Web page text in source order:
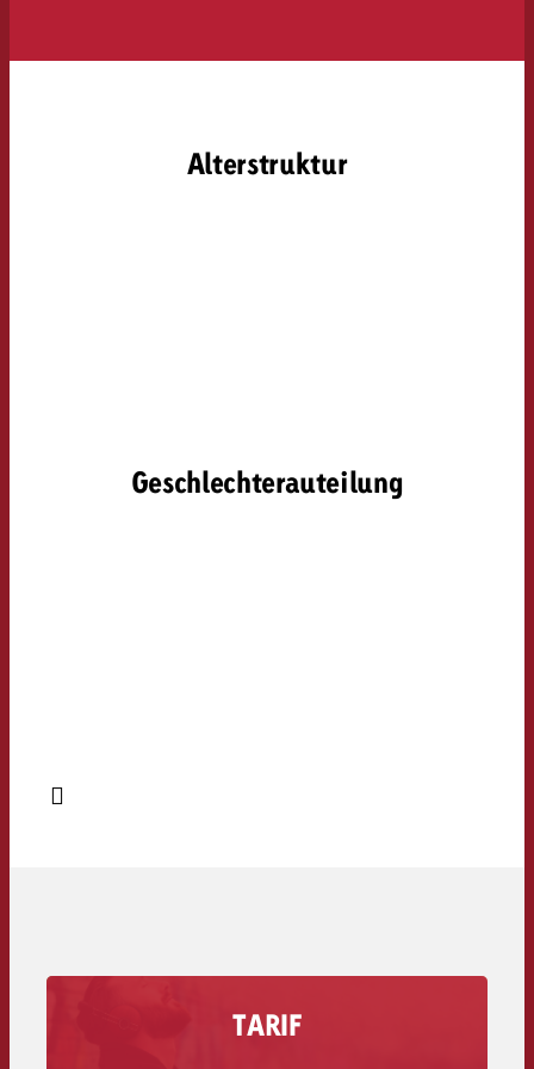
Alterstruktur
Geschlechterauteilung
TARIF
Erfahre wie viel eine Werbesekunde auf